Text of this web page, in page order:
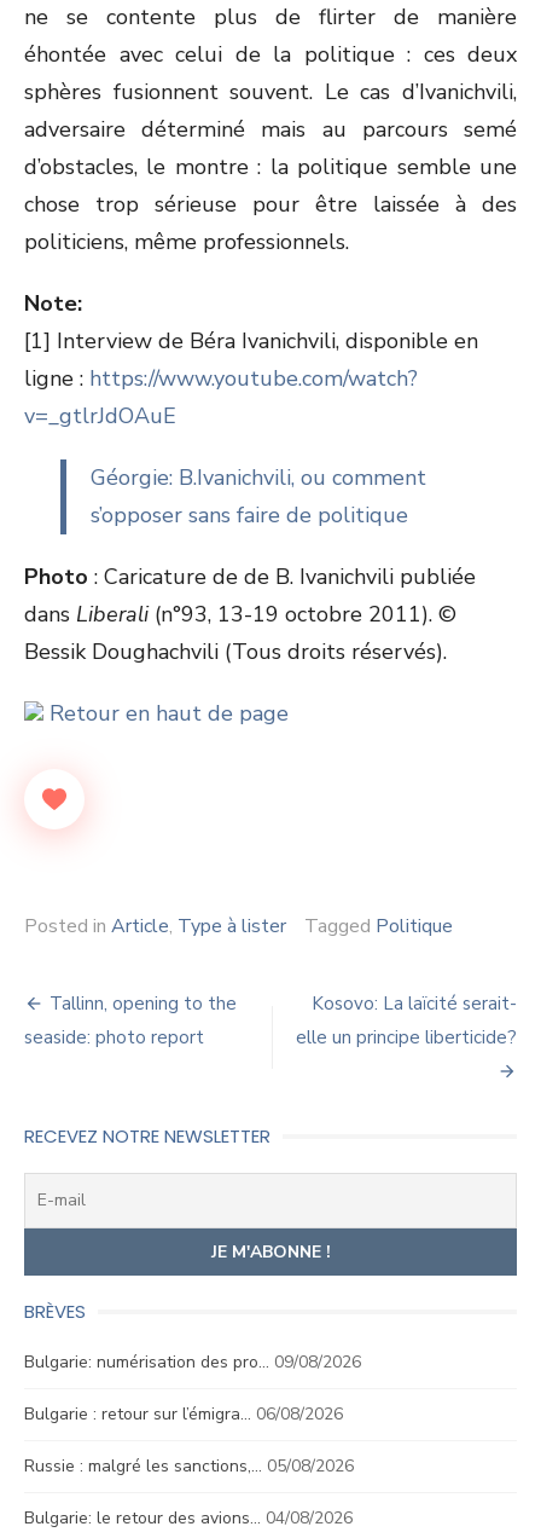
ne se contente plus de flirter de manière
éhontée avec celui de la politique : ces deux
sphères fusionnent souvent. Le cas d’Ivanichvili,
adversaire déterminé mais au parcours semé
d’obstacles, le montre : la politique semble une
chose trop sérieuse pour être laissée à des
politiciens, même professionnels.
Note:
[1] Interview de Béra Ivanichvili, disponible en
ligne : https://www.youtube.com/watch?
v=_gtlrJdOAuE
Géorgie: B.Ivanichvili, ou comment
s’opposer sans faire de politique
Photo : Caricature de de B. Ivanichvili publiée
dans Liberali(n°93, 13-19 octobre 2011). ©
Bessik Doughachvili (Tous droits réservés).
Retour en haut de page
Posted in Article, Type à lister Tagged Politique
Navigation
de
Tallinn, opening to the
seaside: photo report
Kosovo: La laïcité serait-
elle un principe liberticide?
RECEVEZ NOTRE NEWSLETTER
BRÈVES
Bulgarie: numérisation des pro… 09/08/2026
Bulgarie : retour sur l’émigra… 06/08/2026
Russie : malgré les sanctions,… 05/08/2026
Bulgarie: le retour des avions… 04/08/2026